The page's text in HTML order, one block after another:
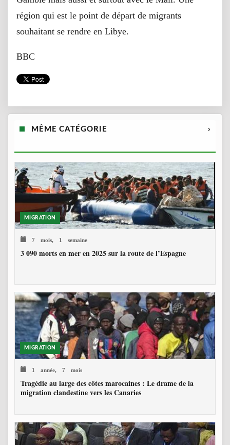
région qui est le point de départ de migrants
souhaitant se rendre en Libye.
BBC
MÊME CATÉGORIE ›
MIGRATION
7 mois, 1 semaine
3 090 morts en mer en 2025 sur la route de l’Espagne
MIGRATION
1 année, 7 mois
Tragédie au large des côtes marocaines : Le drame de la
migration clandestine vers les Canaries